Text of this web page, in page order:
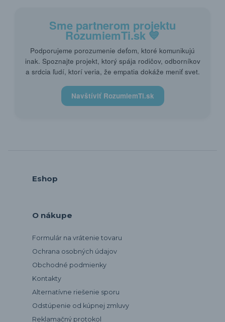
Sme partnerom projektu
RozumiemTi.sk💙
Podporujeme porozumenie deťom, ktoré komunikujú
inak. Spoznajte projekt, ktorý spája rodičov, odborníkov
a srdcia ľudí, ktorí veria, že empatia dokáže meniť svet.
Navštíviť RozumiemTi.sk
Eshop
O nákupe
Formulár na vrátenie tovaru
Ochrana osobných údajov
Obchodné podmienky
Kontakty
Alternatívne riešenie sporu
Odstúpenie od kúpnej zmluvy
Reklamačný protokol